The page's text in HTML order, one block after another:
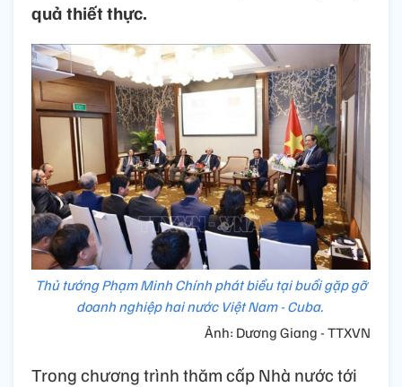
quả thiết thực.
Thủ tướng Phạm Minh Chính phát biểu tại buổi gặp gỡ
doanh nghiệp hai nước Việt Nam - Cuba.
Ảnh: Dương Giang - TTXVN
Trong chương trình thăm cấp Nhà nước tới